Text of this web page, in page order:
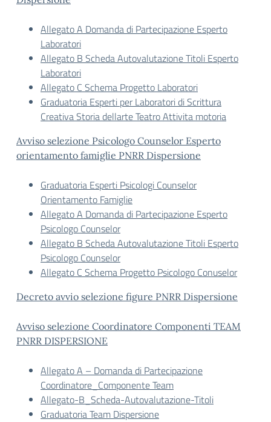
Allegato A Domanda di Partecipazione Esperto
Laboratori
Allegato B Scheda Autovalutazione Titoli Esperto
Laboratori
Allegato C Schema Progetto Laboratori
Graduatoria Esperti per Laboratori di Scrittura
Creativa Storia dellarte Teatro Attivita motoria
Avviso selezione Psicologo Counselor Esperto
orientamento famiglie PNRR Dispersione
Graduatoria Esperti Psicologi Counselor
Orientamento Famiglie
Allegato A Domanda di Partecipazione Esperto
Psicologo Counselor
Allegato B Scheda Autovalutazione Titoli Esperto
Psicologo Counselor
Allegato C Schema Progetto Psicologo Conuselor
Decreto avvio selezione figure PNRR Dispersione
Avviso selezione Coordinatore Componenti TEAM
PNRR DISPERSIONE
Allegato A – Domanda di Partecipazione
Coordinatore_Componente Team
Allegato-B_Scheda-Autovalutazione-Titoli
Graduatoria Team Dispersione